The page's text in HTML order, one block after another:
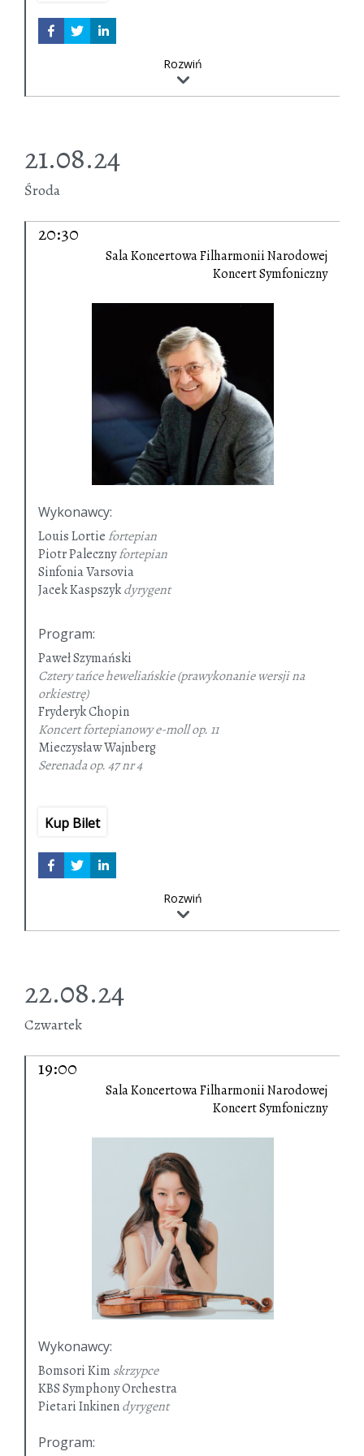
Rozwiń
21.08.24
Środa
20:30
Sala Koncertowa Filharmonii Narodowej
Koncert Symfoniczny
Wykonawcy:
Louis Lortie fortepian
Piotr Palecznyfortepian
Sinfonia Varsovia
Jacek Kaspszykdyrygent
Program:
Paweł Szymański
Cztery tańce heweliańskie (prawykonanie wersji na
orkiestrę)
Fryderyk Chopin
Koncert fortepianowy e-mollop. 11
Mieczysław Wajnberg
Serenadaop. 47 nr 4
Kup Bilet
Rozwiń
22.08.24
Czwartek
19:00
Sala Koncertowa Filharmonii Narodowej
Koncert Symfoniczny
Wykonawcy:
Bomsori Kim skrzypce
KBS Symphony Orchestra
Pietari Inkinendyrygent
Program: